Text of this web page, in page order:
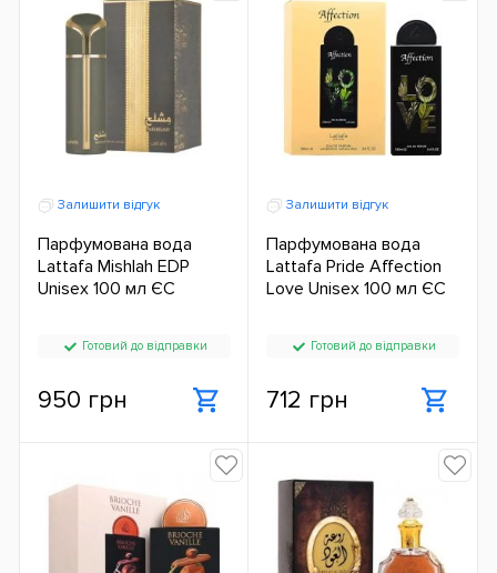
Залишити відгук
Парфумована вода
Lattafa Mishlah EDP
Unisex 100 мл ЄС
Готовий до відправки
950 грн
Залишити відгук
Парфумована вода
Lattafa Pride Affection
Love Unisex 100 мл ЄС
Готовий до відправки
712 грн